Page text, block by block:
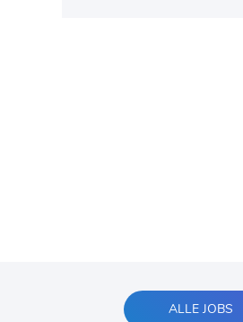
ALLE JOBS